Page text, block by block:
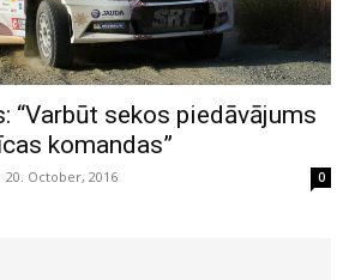
“Varbūt sekos piedāvājums
komandas”
20. October, 2016 0